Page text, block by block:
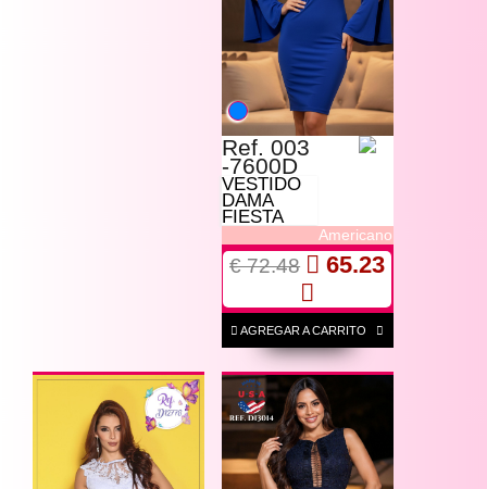
Ref. 003
-7600D
VESTIDO
DAMA
FIESTA
Americano
€ 72.48 65.23
AGREGAR A CARRITO